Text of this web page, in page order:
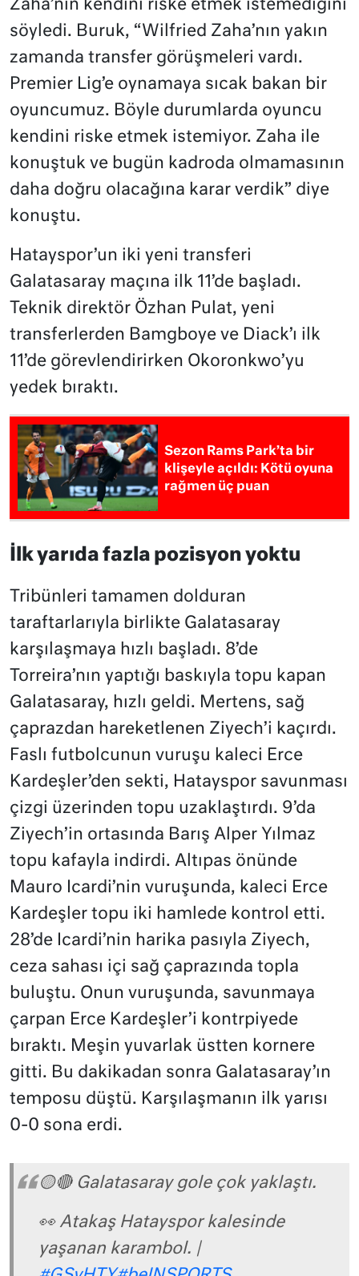
Zaha’nın kendini riske etmek istemediğini
söyledi. Buruk, “Wilfried Zaha’nın yakın
zamanda transfer görüşmeleri vardı.
Premier Lig’e oynamaya sıcak bakan bir
oyuncumuz. Böyle durumlarda oyuncu
kendini riske etmek istemiyor. Zaha ile
konuştuk ve bugün kadroda olmamasının
daha doğru olacağına karar verdik” diye
konuştu.
Hatayspor’un iki yeni transferi
Galatasaray maçına ilk 11’de başladı.
Teknik direktör Özhan Pulat, yeni
transferlerden Bamgboye ve Diack’ı ilk
11’de görevlendirirken Okoronkwo’yu
yedek bıraktı.
Sezon Rams Park’ta bir
klişeyle açıldı: Kötü oyuna
rağmen üç puan
İlk yarıda fazla pozisyon yoktu
Tribünleri tamamen dolduran
taraftarlarıyla birlikte Galatasaray
karşılaşmaya hızlı başladı. 8’de
Torreira’nın yaptığı baskıyla topu kapan
Galatasaray, hızlı geldi. Mertens, sağ
çaprazdan hareketlenen Ziyech’i kaçırdı.
Faslı futbolcunun vuruşu kaleci Erce
Kardeşler’den sekti, Hatayspor savunması
çizgi üzerinden topu uzaklaştırdı. 9’da
Ziyech’in ortasında Barış Alper Yılmaz
topu kafayla indirdi. Altıpas önünde
Mauro Icardi’nin vuruşunda, kaleci Erce
Kardeşler topu iki hamlede kontrol etti.
28’de Icardi’nin harika pasıyla Ziyech,
ceza sahası içi sağ çaprazında topla
buluştu. Onun vuruşunda, savunmaya
çarpan Erce Kardeşler’i kontrpiyede
bıraktı. Meşin yuvarlak üstten kornere
gitti. Bu dakikadan sonra Galatasaray’ın
temposu düştü. Karşılaşmanın ilk yarısı
0-0 sona erdi.
🟡🔴 Galatasaray gole çok yaklaştı.
👀 Atakaş Hatayspor kalesinde
yaşanan karambol. |